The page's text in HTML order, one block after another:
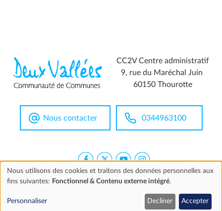
CC2V Centre administratif
9, rue du Maréchal Juin
60150 Thourotte
Nous contacter 0344963100
Accessibilité
Marchés publics
Utilisation
Nous utilisons des cookies et traitons des données personnelles aux
fins suivantes: Fonctionnel & Contenu externe intégré.
Personnaliser Decliner Accepter